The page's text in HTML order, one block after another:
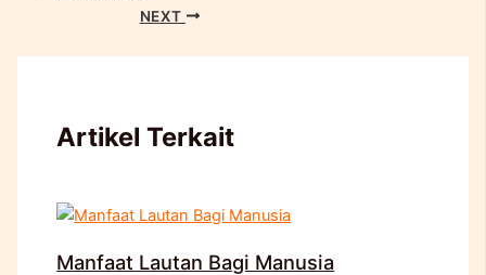
NEXT
Artikel Terkait
Manfaat Lautan Bagi Manusia